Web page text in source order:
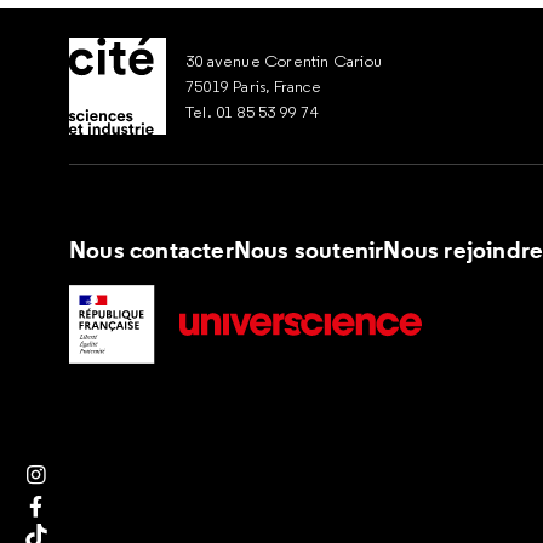
Suivez nous sur Instagram
Suivez nous sur Facebook
30 avenue Corentin Cariou
75019 Paris, France
Tel. 01 85 53 99 74
Nous contacterNous soutenirNous rejoindre